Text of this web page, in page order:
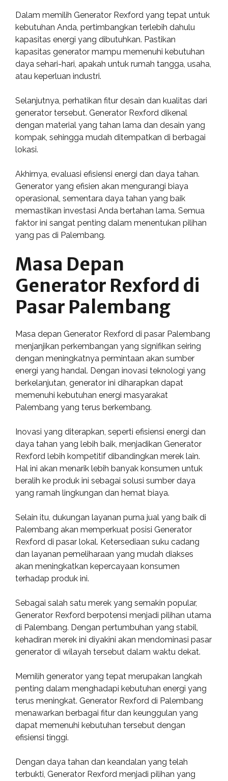
Dalam memilih Generator Rexford yang tepat untuk
kebutuhan Anda, pertimbangkan terlebih dahulu
kapasitas energi yang dibutuhkan. Pastikan
kapasitas generator mampu memenuhi kebutuhan
daya sehari-hari, apakah untuk rumah tangga, usaha,
atau keperluan industri.
Selanjutnya, perhatikan fitur desain dan kualitas dari
generator tersebut. Generator Rexford dikenal
dengan material yang tahan lama dan desain yang
kompak, sehingga mudah ditempatkan di berbagai
lokasi.
Akhirnya, evaluasi efisiensi energi dan daya tahan.
Generator yang efisien akan mengurangi biaya
operasional, sementara daya tahan yang baik
memastikan investasi Anda bertahan lama. Semua
faktor ini sangat penting dalam menentukan pilihan
yang pas di Palembang.
Masa Depan
Generator Rexford di
Pasar Palembang
Masa depan Generator Rexford di pasar Palembang
menjanjikan perkembangan yang signifikan seiring
dengan meningkatnya permintaan akan sumber
energi yang handal. Dengan inovasi teknologi yang
berkelanjutan, generator ini diharapkan dapat
memenuhi kebutuhan energi masyarakat
Palembang yang terus berkembang.
Inovasi yang diterapkan, seperti efisiensi energi dan
daya tahan yang lebih baik, menjadikan Generator
Rexford lebih kompetitif dibandingkan merek lain.
Hal ini akan menarik lebih banyak konsumen untuk
beralih ke produk ini sebagai solusi sumber daya
yang ramah lingkungan dan hemat biaya.
Selain itu, dukungan layanan purna jual yang baik di
Palembang akan memperkuat posisi Generator
Rexford di pasar lokal. Ketersediaan suku cadang
dan layanan pemeliharaan yang mudah diakses
akan meningkatkan kepercayaan konsumen
terhadap produk ini.
Sebagai salah satu merek yang semakin popular,
Generator Rexford berpotensi menjadi pilihan utama
di Palembang. Dengan pertumbuhan yang stabil,
kehadiran merek ini diyakini akan mendominasi pasar
generator di wilayah tersebut dalam waktu dekat.
Memilih generator yang tepat merupakan langkah
penting dalam menghadapi kebutuhan energi yang
terus meningkat. Generator Rexford di Palembang
menawarkan berbagai fitur dan keunggulan yang
dapat memenuhi kebutuhan tersebut dengan
efisiensi tinggi.
Dengan daya tahan dan keandalan yang telah
terbukti, Generator Rexford menjadi pilihan yang